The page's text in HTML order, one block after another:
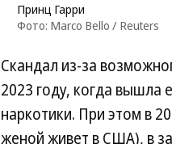
Принц Гарри
Фото: Marco Bello / Reuters
Скандал из-за
2023 году, когда вышла
наркотики. При этом в
женой живет в США), в